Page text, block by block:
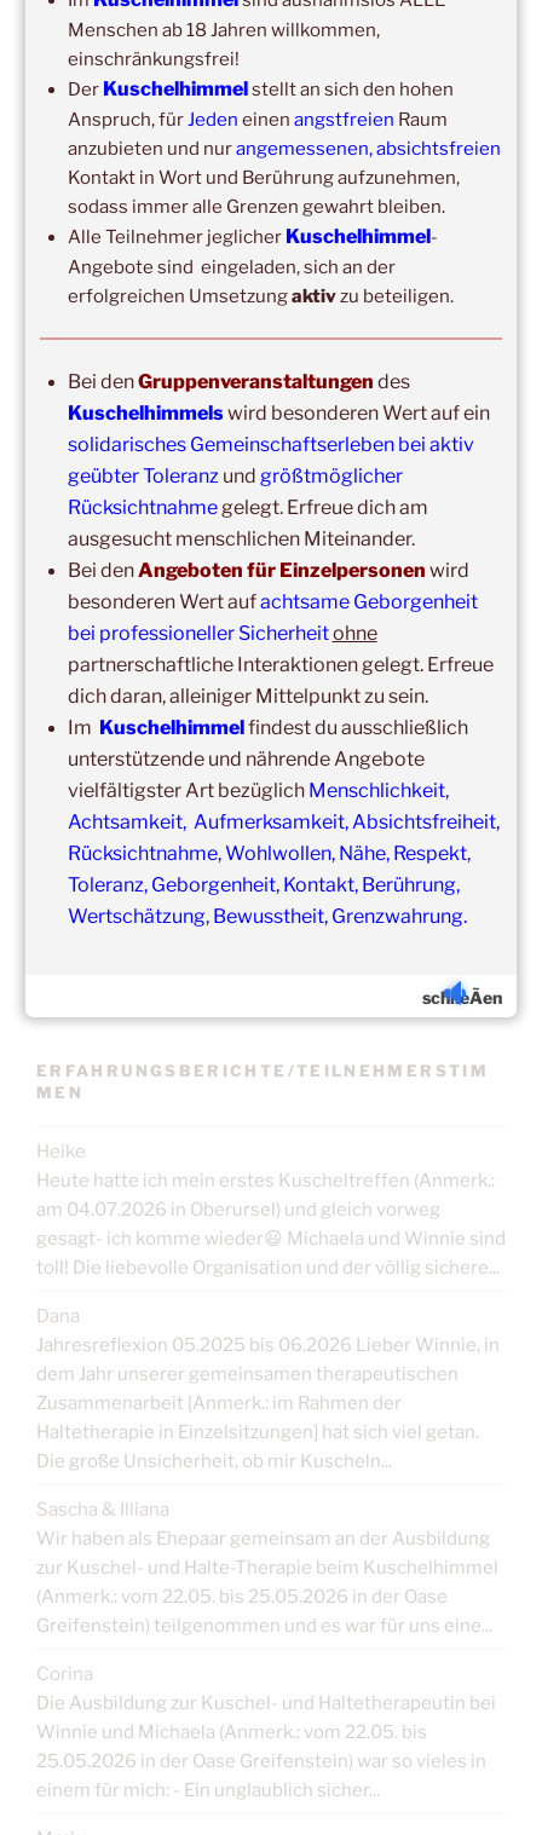
September 2026– Wochenende für 2:1 Ausbildung
14:00 –20:00,3. Oktober 2026
Kuschelhimmel 6h
Wochenend-Event,17. Oktober 2026–
18. Oktober
2026–Wochenende für 2:1 Ausbildung
Copyright © 2017-2026
Kuschelhimmel
Alle Rechte vorbehalten.
Update:
Unsere
Gruppenveranstaltungensind ohneEinschränkungen
in unseren Veranstaltungsräumen möglich!
Was schon immer galt und weiter gilt:Fühlst du dich krank
und/oder hast Erkältungssymptome, dann verzichte bitte
vorübergehend auf die Teilnahme.
Der nächste Termin ist nicht weit entfernt.
ERFAHRUNGSBERICHTE/TEILNEHMERSTIM
MEN
Heike
Heute hatte ich mein erstes Kuscheltreffen (Anmerk.:
am 04.07.2026 in Oberursel) und gleich vorweg
gesagt- ich komme wieder😃 Michaela und Winnie sind
toll! Die liebevolle Organisation und der völlig sichere...
Dana
Jahresreflexion 05.2025 bis 06.2026 Lieber Winnie, in
dem Jahr unserer gemeinsamen therapeutischen
Zusammenarbeit [Anmerk.: im Rahmen der
Haltetherapie in Einzelsitzungen] hat sich viel getan.
Die große Unsicherheit, ob mir Kuscheln...
Sascha & Illiana
Wir haben als Ehepaar gemeinsam an der Ausbildung
zur Kuschel- und Halte-Therapie beim Kuschelhimmel
(Anmerk.: vom 22.05. bis 25.05.2026 in der Oase
Greifenstein) teilgenommen und es war für uns eine...
Corina
Die Ausbildung zur Kuschel- und Haltetherapeutin bei
Winnie und Michaela (Anmerk.: vom 22.05. bis
25.05.2026 in der Oase Greifenstein) war so vieles in
einem für mich: - Ein unglaublich sicher...
schlieÃen
Menschen ab 18 Jahren willkommen,
einschränkungsfrei!
Der Kuschelhimmelstellt an sich den hohen
Anspruch, für Jeden einen angstfreien Raum
anzubieten und nurangemessenen, absichtsfreien
Kontakt in Wort und Berührung aufzunehmen,
sodass immer alle Grenzen gewahrt bleiben.
Alle Teilnehmer jeglicher Kuschelhimmel-
Angebote sind eingeladen, sich an der
erfolgreichen Umsetzungaktivzu beteiligen.
Bei denGruppenveranstaltungen des
Kuschelhimmelswird besonderen Wert auf ein
solidarisches Gemeinschaftserleben bei aktiv
geübter Toleranzund größtmöglicher
Rücksichtnahmegelegt. Erfreue dich am
ausgesucht menschlichen Miteinander.
Bei denAngeboten für Einzelpersonen wird
besonderen Wert aufachtsame Geborgenheit
bei professioneller Sicherheitohne
partnerschaftliche Interaktionen gelegt. Erfreue
dich daran, alleiniger Mittelpunkt zu sein.
Im Kuschelhimmelfindest du ausschließlich
unterstützende und nährende Angebote
vielfältigster Art bezüglich Menschlichkeit,
Achtsamkeit, Aufmerksamkeit, Absichtsfreiheit,
Rücksichtnahme, Wohlwollen, Nähe, Respekt,
Toleranz, Geborgenheit, Kontakt, Berührung,
Wertschätzung, Bewusstheit, Grenzwahrung.